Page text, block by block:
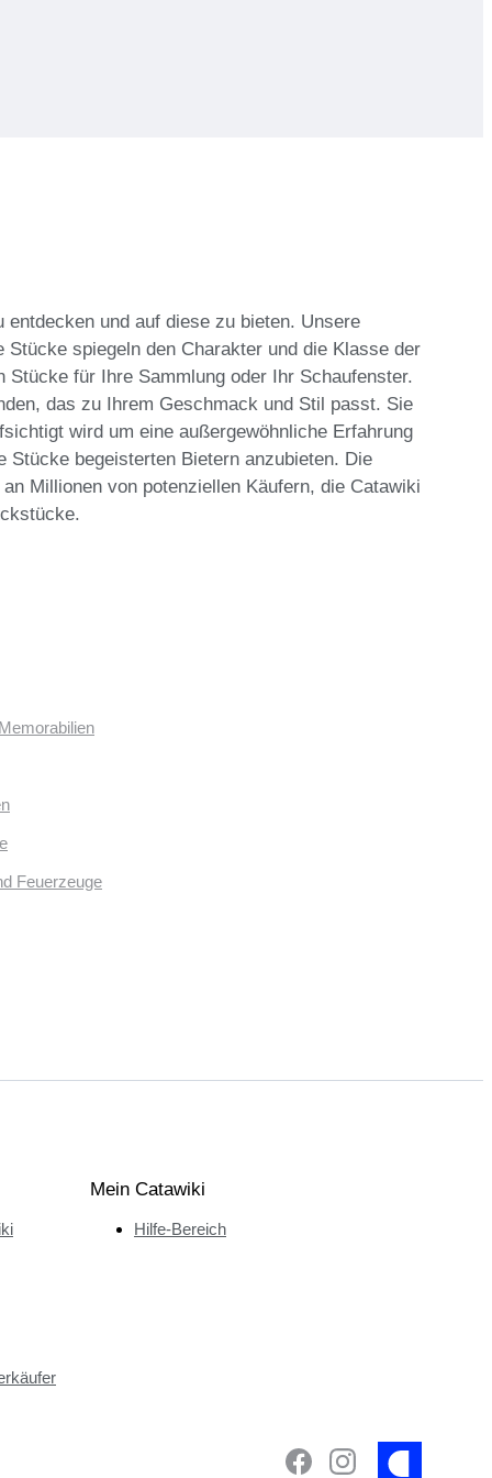
und auf diese zu bieten. Unsere
spiegeln den Charakter und die Klasse der
für Ihre Sammlung oder Ihr Schaufenster.
das zu Ihrem Geschmack und Stil passt. Sie
wird um eine außergewöhnliche Erfahrung
begeisterten Bietern anzubieten. Die
Millionen von potenziellen Käufern, die Catawiki
Feuerzeuge
Mein Catawiki
Hilfe-Bereich